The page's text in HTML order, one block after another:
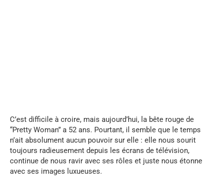
C’est difficile à croire, mais aujourd’hui, la bête rouge de
“Pretty Woman” a 52 ans. Pourtant, il semble que le temps
n’ait absolument aucun pouvoir sur elle : elle nous sourit
toujours radieusement depuis les écrans de télévision,
continue de nous ravir avec ses rôles et juste nous étonne
avec ses images luxueuses.